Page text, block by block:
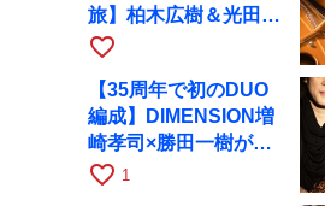
旅】柏木広樹＆光田健
一が11月12日に京都
favorite_border
【35周年で初のDUO
編成】DIMENSION増
崎孝司×勝田一樹が10
月11日に京都RAGへ
favorite_border 1